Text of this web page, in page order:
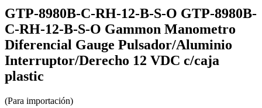
GTP-8980B-C-RH-12-B-S-O GTP-8980B-
C-RH-12-B-S-O Gammon Manometro
Diferencial Gauge Pulsador/Aluminio
Interruptor/Derecho 12 VDC c/caja
plastic
(Para importación)